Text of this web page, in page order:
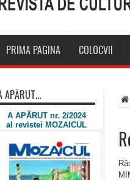
PRIMA PAGINA COLOCVII
APĂRUT…
A APĂRUT nr. 2/2024
al revistei MOZAICUL